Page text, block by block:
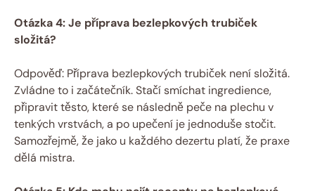
Otázka 4: Je příprava bezlepkových trubiček
složitá?
Odpověď: Příprava bezlepkových trubiček není složitá.
Zvládne to i začátečník. Stačí smíchat ingredience,
připravit těsto, které se následně peče na plechu v
tenkých vrstvách, a po upečení je jednoduše stočit.
Samozřejmě, že jako u každého dezertu platí, že praxe
dělá mistra.